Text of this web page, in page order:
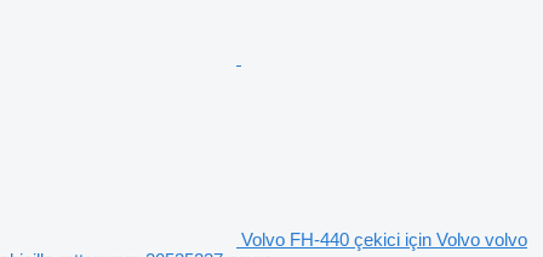
Volvo FH-440 çekici için Volvo volvo